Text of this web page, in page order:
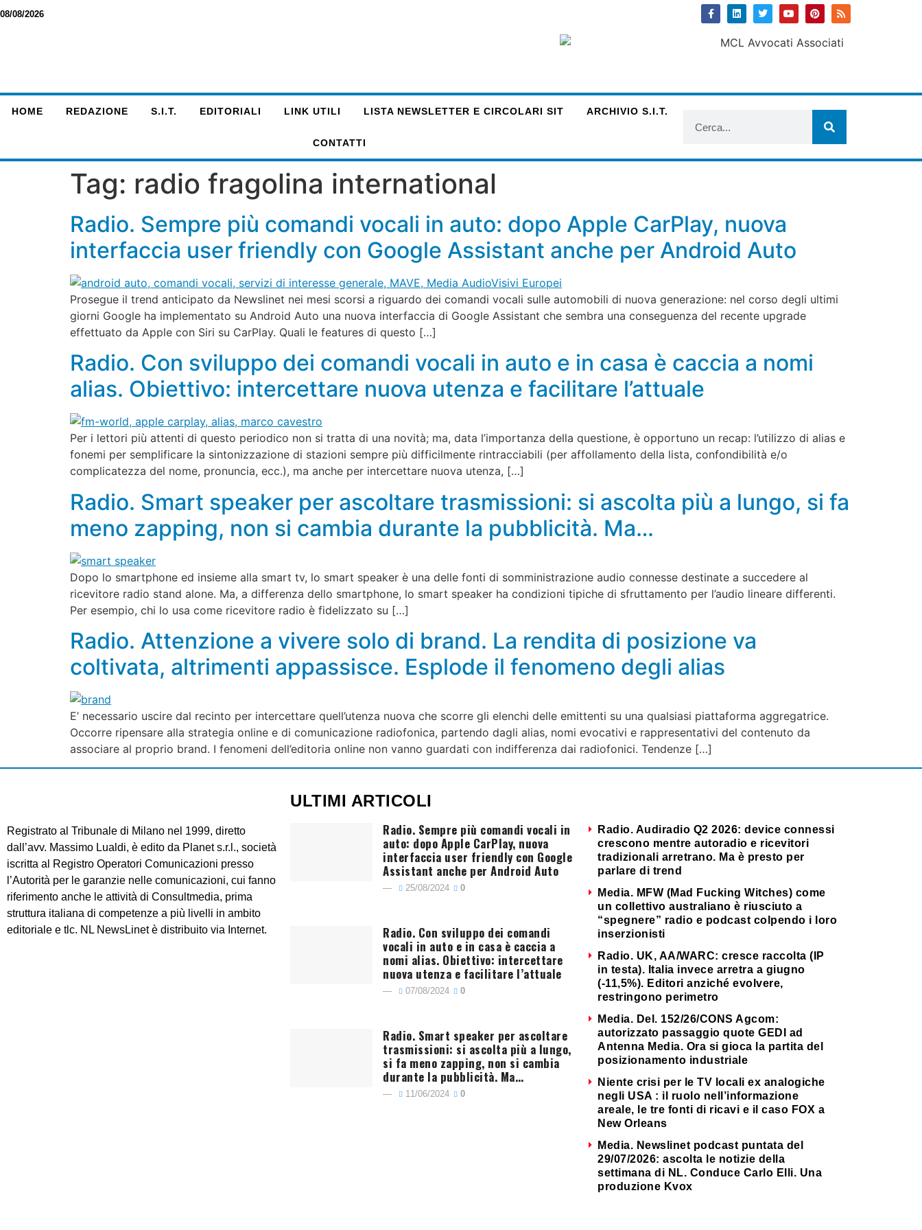
08/08/2026
HOME REDAZIONE S.I.T. EDITORIALI LINK UTILI LISTA NEWSLETTER E CIRCOLARI SIT ARCHIVIO S.I.T.
CONTATTI
Tag: radio fragolina international
Radio. Sempre più comandi vocali in auto: dopo Apple CarPlay, nuova
interfaccia user friendly con Google Assistant anche per Android Auto
Prosegue il trend anticipato da Newslinet nei mesi scorsi a riguardo dei comandi vocali sulle automobili di nuova generazione: nel corso degli ultimi
giorni Google ha implementato su Android Auto una nuova interfaccia di Google Assistant che sembra una conseguenza del recente upgrade
effettuato da Apple con Siri su CarPlay. Quali le features di questo […]
Radio. Con sviluppo dei comandi vocali in auto e in casa è caccia a nomi
alias. Obiettivo: intercettare nuova utenza e facilitare l’attuale
Per i lettori più attenti di questo periodico non si tratta di una novità; ma, data l’importanza della questione, è opportuno un recap: l’utilizzo di alias e
fonemi per semplificare la sintonizzazione di stazioni sempre più difficilmente rintracciabili (per affollamento della lista, confondibilità e/o
complicatezza del nome, pronuncia, ecc.), ma anche per intercettare nuova utenza, […]
Radio. Smart speaker per ascoltare trasmissioni: si ascolta più a lungo, si fa
meno zapping, non si cambia durante la pubblicità. Ma…
Dopo lo smartphone ed insieme alla smart tv, lo smart speaker è una delle fonti di somministrazione audio connesse destinate a succedere al
ricevitore radio stand alone. Ma, a differenza dello smartphone, lo smart speaker ha condizioni tipiche di sfruttamento per l’audio lineare differenti.
Per esempio, chi lo usa come ricevitore radio è fidelizzato su […]
Radio. Attenzione a vivere solo di brand. La rendita di posizione va
coltivata, altrimenti appassisce. Esplode il fenomeno degli alias
E’ necessario uscire dal recinto per intercettare quell’utenza nuova che scorre gli elenchi delle emittenti su una qualsiasi piattaforma aggregatrice.
Occorre ripensare alla strategia online e di comunicazione radiofonica, partendo dagli alias, nomi evocativi e rappresentativi del contenuto da
associare al proprio brand. I fenomeni dell’editoria online non vanno guardati con indifferenza dai radiofonici. Tendenze […]
Registrato al Tribunale di Milano nel 1999, diretto
dall’avv. Massimo Lualdi, è edito da Planet s.r.l., società
iscritta al Registro Operatori Comunicazioni presso
l’Autorità per le garanzie nelle comunicazioni, cui fanno
riferimento anche le attività di Consultmedia, prima
struttura italiana di competenze a più livelli in ambito
editoriale e tlc. NL NewsLinet è distribuito via Internet.
ULTIMI ARTICOLI
Radio. Sempre più comandi vocali in
auto: dopo Apple CarPlay, nuova
interfaccia user friendly con Google
Assistant anche per Android Auto
25/08/2024 0
Radio. Con sviluppo dei comandi
vocali in auto e in casa è caccia a
nomi alias. Obiettivo: intercettare
nuova utenza e facilitare l’attuale
07/08/2024 0
Radio. Smart speaker per ascoltare
trasmissioni: si ascolta più a lungo,
si fa meno zapping, non si cambia
durante la pubblicità. Ma…
11/06/2024 0
Radio. Audiradio Q2 2026: device connessi
crescono mentre autoradio e ricevitori
tradizionali arretrano. Ma è presto per
parlare di trend
Media. MFW (Mad Fucking Witches) come
un collettivo australiano è riusciuto a
“spegnere” radio e podcast colpendo i loro
inserzionisti
Radio. UK, AA/WARC: cresce raccolta (IP
in testa). Italia invece arretra a giugno
(-11,5%). Editori anziché evolvere,
restringono perimetro
Media. Del. 152/26/CONS Agcom:
autorizzato passaggio quote GEDI ad
Antenna Media. Ora si gioca la partita del
posizionamento industriale
Niente crisi per le TV locali ex analogiche
negli USA : il ruolo nell’informazione
areale, le tre fonti di ricavi e il caso FOX a
New Orleans
Media. Newslinet podcast puntata del
29/07/2026: ascolta le notizie della
settimana di NL. Conduce Carlo Elli. Una
produzione Kvox